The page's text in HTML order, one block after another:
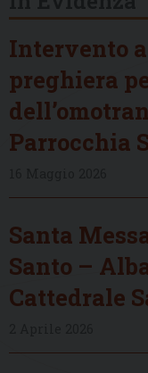
Intervento
preghiera
Parrocchia
Santa
Santo –
Cattedrale